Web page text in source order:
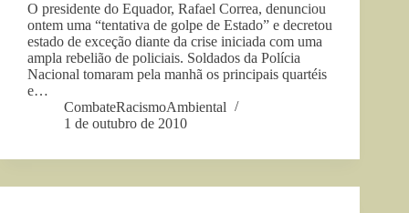
O presidente do Equador, Rafael Correa, denunciou
ontem uma “tentativa de golpe de Estado” e decretou
estado de exceção diante da crise iniciada com uma
ampla rebelião de policiais. Soldados da Polícia
Nacional tomaram pela manhã os principais quartéis
e…
CombateRacismoAmbiental
1 de outubro de 2010